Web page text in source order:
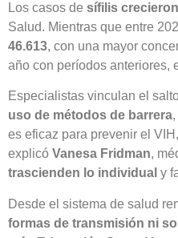
Los casos de sífilis
Salud. Mientras que entre
46.613, con una mayor
año con períodos anteriores,
Especialistas vinculan el
uso de métodos de barrera
es eficaz para prevenir el
explicó Vanesa Fridman,
trascienden lo individual y
Desde el sistema de salud
formas de transmisión ni